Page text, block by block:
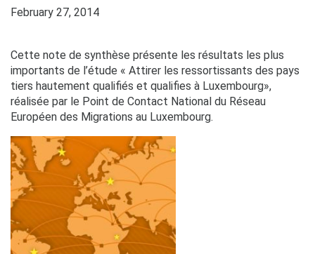
February 27, 2014
Cette note de synthèse présente les résultats les plus
importants de l’étude « Attirer les ressortissants des pays
tiers hautement qualifiés et qualifies à Luxembourg»,
réalisée par le Point de Contact National du Réseau
Européen des Migrations au Luxembourg.